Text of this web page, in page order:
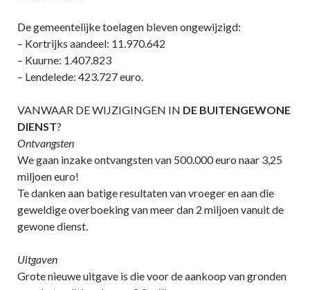
De gemeentelijke toelagen bleven ongewijzigd:
– Kortrijks aandeel: 11.970.642
– Kuurne: 1.407.823
– Lendelede: 423.727 euro.
VANWAAR DE WIJZIGINGEN IN DE BUITENGEWONE
DIENST?
Ontvangsten
We gaan inzake ontvangsten van 500.000 euro naar 3,25
miljoen euro!
Te danken aan batige resultaten van vroeger en aan die
geweldige overboeking van meer dan 2 miljoen vanuit de
gewone dienst.
Uitgaven
Grote nieuwe uitgave is die voor de aankoop van gronden